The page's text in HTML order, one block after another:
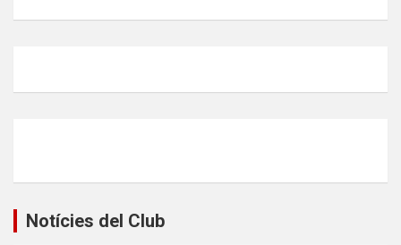
Notícies del Club